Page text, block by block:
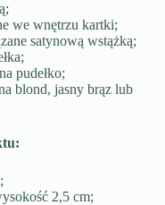
we wnętrzu kartki;
satynową wstążką;
pudełko;
blond, jasny brąz lub
2,5 cm;